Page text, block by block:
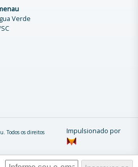
Verde
Todos os direitos
Impulsionado por